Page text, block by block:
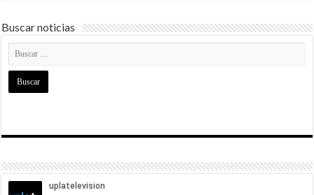
Buscar noticias